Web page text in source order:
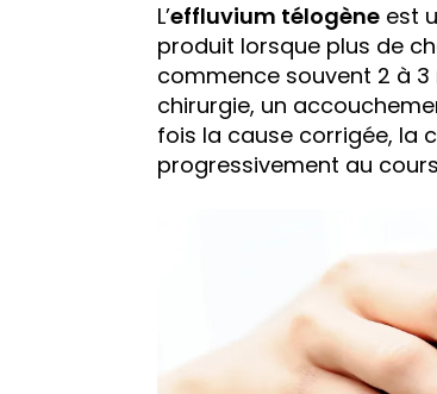
L’effluvium télogène est
produit lorsque plus de
commence souvent 2 à
chirurgie, un
fois la cause corrigée, la
progressivement au